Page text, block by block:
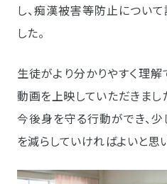
し、痴漢被害等防止につい
した。
生徒がより分かりやすく理解
動画を上映していただきまし
今後身を守る行動ができ、
を減らしていければよいと思